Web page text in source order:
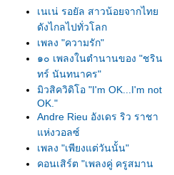
เนเน่ รอยัล สาวน้อยจากไท
ดังไกลไปทั่วโลก
เพลง "ความรัก"
๑๐ เพลงในตำนานของ "ชริน
ทร์ นันทนาคร"
มิวสิควิดิโอ "I'm OK...I'm not
OK."
Andre Rieu อังเดร ริว ราชา
ห่งวอลซ์
เพลง "เพียงแต่วันนั้น"
คอนเสิร์ต "เพลงคู่ ครูสมาน